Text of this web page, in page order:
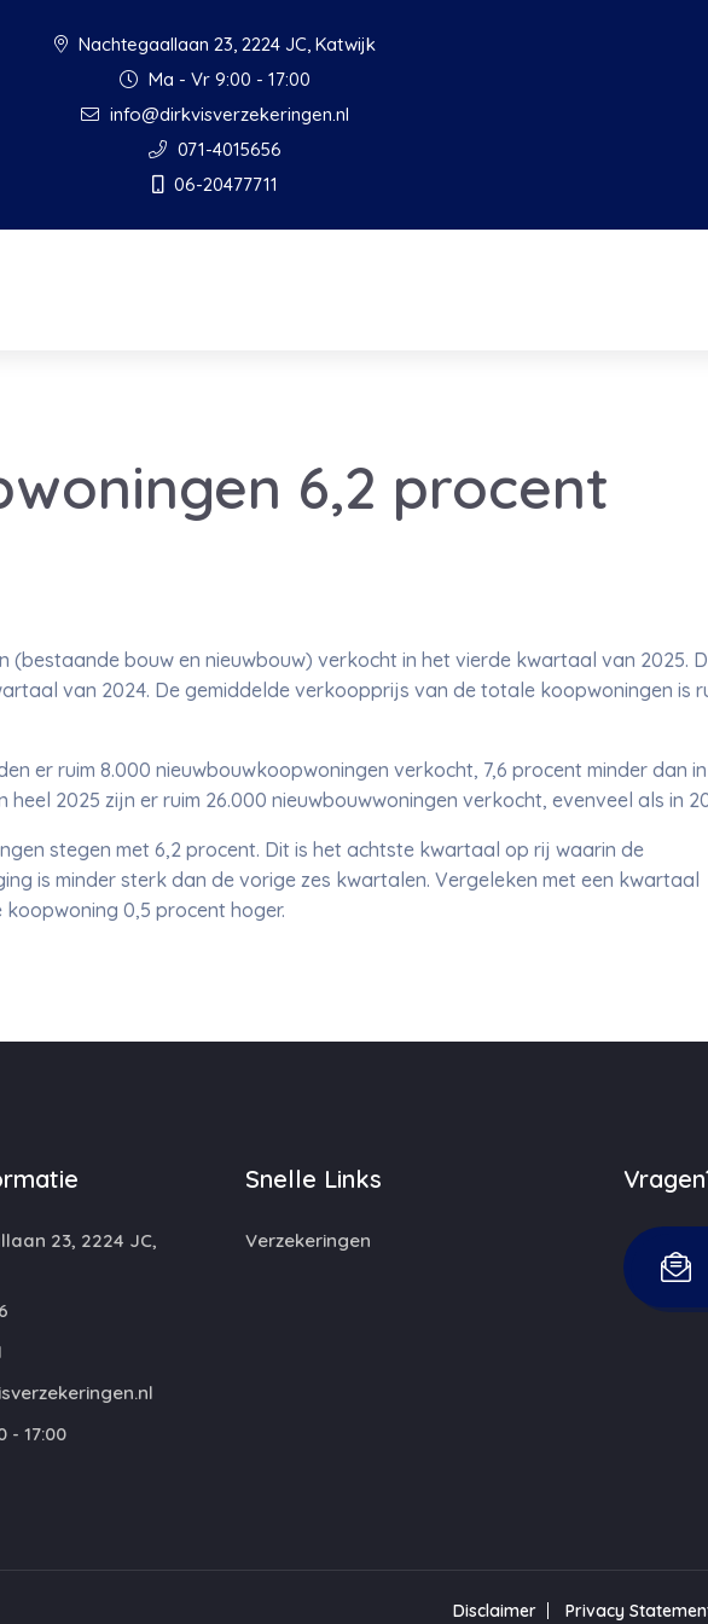
Nachtegaallaan 23, 2224 JC, Katwijk
Ma - Vr 9:00 - 17:00
info@dirkvisverzekeringen.nl
071-4015656
06-20477711
6,2 procent
(bestaande bouw en nieuwbouw) verkocht in het vierde kwartaal van 2025.
van 2024. De gemiddelde verkoopprijs van de totale koopwoningen is
er ruim 8.000 nieuwbouwkoopwoningen verkocht, 7,6 procent minder dan in
2025 zijn er ruim 26.000 nieuwbouwwoningen verkocht, evenveel als in
stegen met 6,2 procent. Dit is het achtste kwartaal op rij waarin de
is minder sterk dan de vorige zes kwartalen. Vergeleken met een kwartaal
0,5 procent hoger.
23, 2224 JC,
- 17:00
Snelle Links
Verzekeringen
Disclaimer Privacy